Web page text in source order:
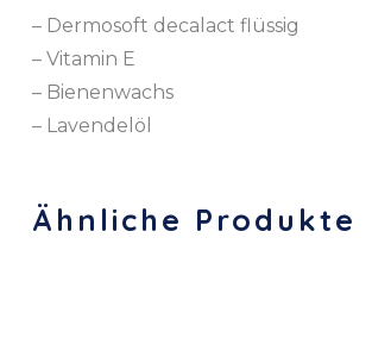
– Dermosoft decalact flüssig
– Vitamin E
– Bienenwachs
– Lavendelöl
Ähnliche Produkte